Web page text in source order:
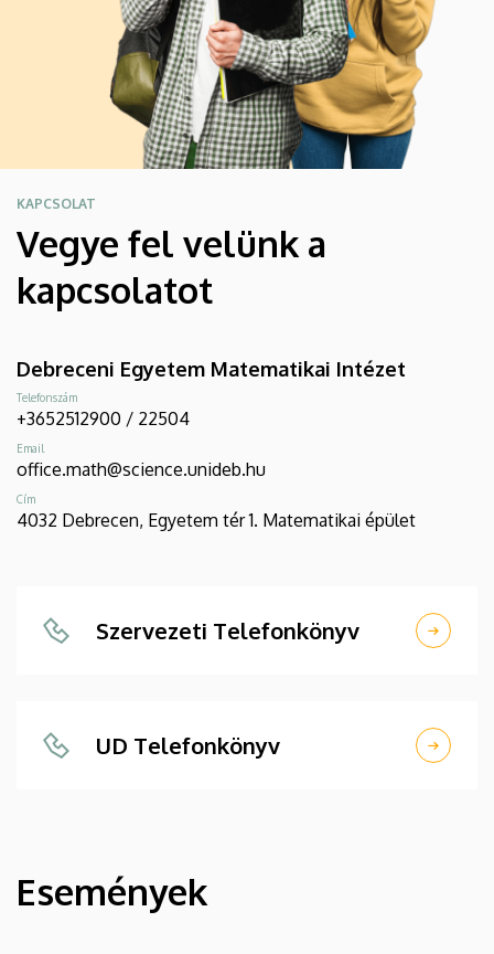
KAPCSOLAT
Vegye fel velünk a
kapcsolatot
Debreceni Egyetem Matematikai Intézet
Telefonszám
+3652512900 / 22504
Email
office.math@science.unideb.hu
Cím
4032 Debrecen, Egyetem tér 1. Matematikai épület
Szervezeti Telefonkönyv
UD Telefonkönyv
Események